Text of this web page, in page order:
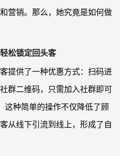
营销。那么，她究竟是如何做
松锁定回头客
提供了一种优惠方式：扫码进
群二维码，只需加入社群即可
这种简单的操作不仅降低了顾
从线下引流到线上，形成了自